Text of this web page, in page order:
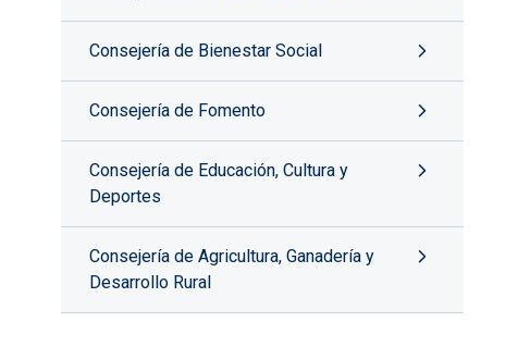
Consejería de Bienestar Social
Consejería de Fomento
Consejería de Educación, Cultura y
Deportes
Consejería de Agricultura, Ganadería y
Desarrollo Rural